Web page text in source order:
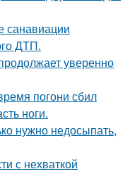
санавиации
ДТП.
уверенно
погони сбил
ноги.
нужно недосыпать,
с нехваткой